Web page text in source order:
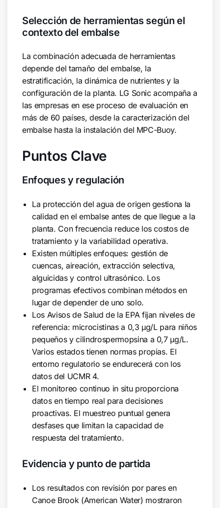
Selección de herramientas según el
contexto del embalse
La combinación adecuada de herramientas
depende del tamaño del embalse, la
estratificación, la dinámica de nutrientes y la
configuración de la planta. LG Sonic acompaña a
las empresas en ese proceso de evaluación en
más de 60 países, desde la caracterización del
embalse hasta la instalación del MPC-Buoy.
Puntos Clave
Enfoques y regulación
La protección del agua de origen gestiona la
calidad en el embalse antes de que llegue a la
planta. Con frecuencia reduce los costos de
tratamiento y la variabilidad operativa.
Existen múltiples enfoques: gestión de
cuencas, aireación, extracción selectiva,
alguicidas y control ultrasónico. Los
programas efectivos combinan métodos en
lugar de depender de uno solo.
Los Avisos de Salud de la EPA fijan niveles de
referencia: microcistinas a 0,3 µg/L para niños
pequeños y cilindrospermopsina a 0,7 µg/L.
Varios estados tienen normas propias. El
entorno regulatorio se endurecerá con los
datos del UCMR 4.
El monitoreo continuo in situ proporciona
datos en tiempo real para decisiones
proactivas. El muestreo puntual genera
desfases que limitan la capacidad de
respuesta del tratamiento.
Evidencia y punto de partida
Los resultados con revisión por pares en
Canoe Brook (American Water) mostraron